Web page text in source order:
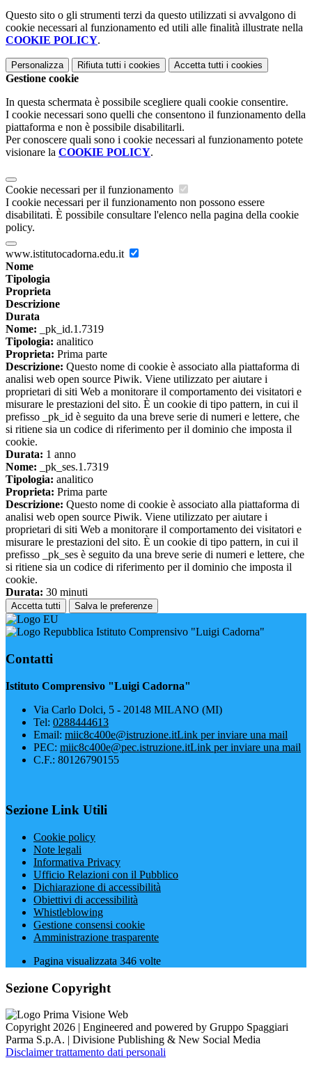
Questo sito o gli strumenti terzi da questo utilizzati si avvalgono di
cookie necessari al funzionamento ed utili alle finalità illustrate nella
COOKIE POLICY.
Personalizza Rifiuta tutti i cookies Accetta tutti i cookies
Gestione cookie
In questa schermata è possibile scegliere quali cookie consentire.
I cookie necessari sono quelli che consentono il funzionamento della
piattaforma e non è possibile disabilitarli.
Per conoscere quali sono i cookie necessari al funzionamento potete
visionare la COOKIE POLICY.
Cookie necessari per il funzionamento
I cookie necessari per il funzionamento non possono essere
disabilitati. È possibile consultare l'elenco nella pagina della cookie
policy.
www.istitutocadorna.edu.it
Nome
Tipologia
Proprieta
Descrizione
Durata
Nome: _pk_id.1.7319
Tipologia: analitico
Proprieta: Prima parte
Descrizione: Questo nome di cookie è associato alla piattaforma di
analisi web open source Piwik. Viene utilizzato per aiutare i
proprietari di siti Web a monitorare il comportamento dei visitatori e
misurare le prestazioni del sito. È un cookie di tipo pattern, in cui il
prefisso _pk_id è seguito da una breve serie di numeri e lettere, che
si ritiene sia un codice di riferimento per il dominio che imposta il
cookie.
Durata: 1 anno
Nome: _pk_ses.1.7319
Tipologia: analitico
Proprieta: Prima parte
Descrizione: Questo nome di cookie è associato alla piattaforma di
analisi web open source Piwik. Viene utilizzato per aiutare i
proprietari di siti Web a monitorare il comportamento dei visitatori e
misurare le prestazioni del sito. È un cookie di tipo pattern, in cui il
prefisso _pk_ses è seguito da una breve serie di numeri e lettere, che
si ritiene sia un codice di riferimento per il dominio che imposta il
cookie.
Durata: 30 minuti
Accetta tutti Salva le preferenze
Istituto Comprensivo "Luigi Cadorna"
Contatti
Istituto Comprensivo "Luigi Cadorna"
Via Carlo Dolci, 5 - 20148 MILANO (MI)
Tel: 0288444613
Email: miic8c400e@istruzione.itLink per inviare una mail
PEC: miic8c400e@pec.istruzione.itLink per inviare una mail
C.F.: 80126790155
Sezione Link Utili
Cookie policy
Note legali
Informativa Privacy
Ufficio Relazioni con il Pubblico
Dichiarazione di accessibilità
Obiettivi di accessibilità
Whistleblowing
Gestione consensi cookie
Amministrazione trasparente
Pagina visualizzata 346 volte
Sezione Copyright
Copyright 2026 | Engineered and powered by Gruppo Spaggiari
Parma S.p.A. | Divisione Publishing & New Social Media
Disclaimer trattamento dati personali